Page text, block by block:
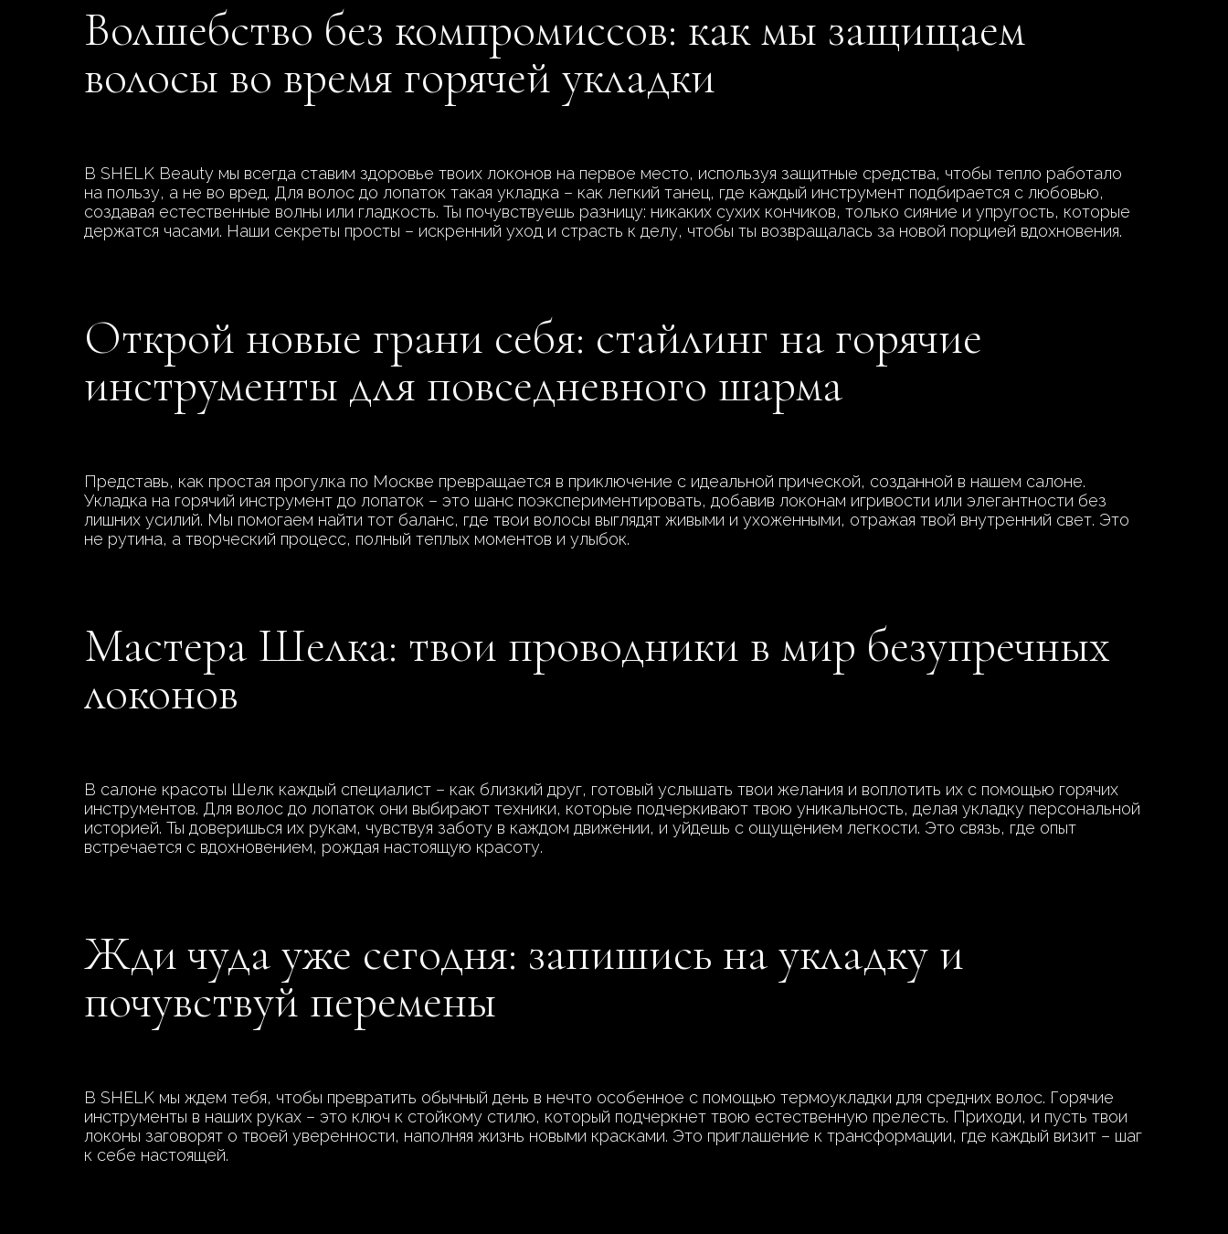
Волшебство без компромиссов: как мы защищаем
волосы во время горячей укладки
В SHELK Beauty мы всегда ставим здоровье твоих локонов на первое место, используя защитные средства, чтобы тепло работало
на пользу, а не во вред. Для волос до лопаток такая укладка – как легкий танец, где каждый инструмент подбирается с любовью,
создавая естественные волны или гладкость. Ты почувствуешь разницу: никаких сухих кончиков, только сияние и упругость, которые
держатся часами. Наши секреты просты – искренний уход и страсть к делу, чтобы ты возвращалась за новой порцией вдохновения.
Открой новые грани себя: стайлинг на горячие
инструменты для повседневного шарма
Представь, как простая прогулка по Москве превращается в приключение с идеальной прической, созданной в нашем салоне.
Укладка на горячий инструмент до лопаток – это шанс поэкспериментировать, добавив локонам игривости или элегантности без
лишних усилий. Мы помогаем найти тот баланс, где твои волосы выглядят живыми и ухоженными, отражая твой внутренний свет. Это
не рутина, а творческий процесс, полный теплых моментов и улыбок.
Мастера Шелка: твои проводники в мир безупречных
локонов
В салоне красоты Шелк каждый специалист – как близкий друг, готовый услышать твои желания и воплотить их с помощью горячих
инструментов. Для волос до лопаток они выбирают техники, которые подчеркивают твою уникальность, делая укладку персональной
историей. Ты доверишься их рукам, чувствуя заботу в каждом движении, и уйдешь с ощущением легкости. Это связь, где опыт
встречается с вдохновением, рождая настоящую красоту.
Жди чуда уже сегодня: запишись на укладку и
почувствуй перемены
В SHELK мы ждем тебя, чтобы превратить обычный день в нечто особенное с помощью термоукладки для средних волос. Горячие
инструменты в наших руках – это ключ к стойкому стилю, который подчеркнет твою естественную прелесть. Приходи, и пусть твои
локоны заговорят о твоей уверенности, наполняя жизнь новыми красками. Это приглашение к трансформации, где каждый визит – шаг
к себе настоящей.